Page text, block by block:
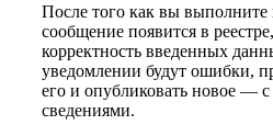
После того как вы выполните
сообщение появится в
корректность введенных
уведомлении будут ошибки,
его и опубликовать новое —
сведениями.